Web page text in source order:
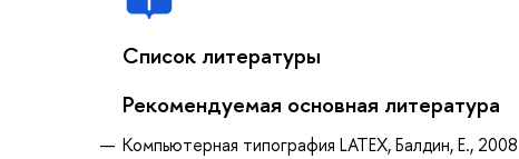
Список литературы
Рекомендуемая основная литература
Компьютерная типография LATEX, Балдин, Е., 2008